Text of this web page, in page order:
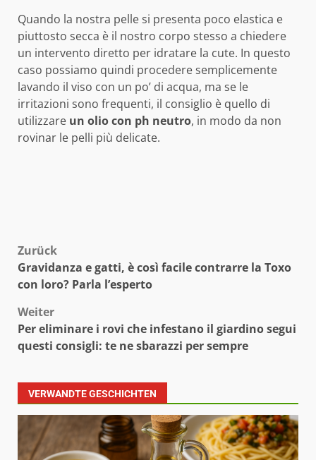
Quando la nostra pelle si presenta poco elastica e
piuttosto secca è il nostro corpo stesso a chiedere
un intervento diretto per idratare la cute. In questo
caso possiamo quindi procedere semplicemente
lavando il viso con un po’ di acqua, ma se le
irritazioni sono frequenti, il consiglio è quello di
utilizzare un olio con ph neutro, in modo da non
rovinar le pelli più delicate.
Beitragsnavigation
Zurück
Gravidanza e gatti, è così facile contrarre la Toxo
con loro? Parla l’esperto
Weiter
Per eliminare i rovi che infestano il giardino segui
questi consigli: te ne sbarazzi per sempre
VERWANDTE GESCHICHTEN